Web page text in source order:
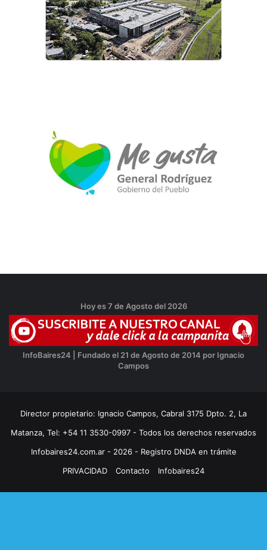
Hoy es 7 de Agosto del 2026
InfoBaires24 | Fundado el 21 de Agosto de 2014 por Ignacio
Campos
Director propietario: Ignacio Campos, Cabral 3175 Dpto. 2, La
Matanza, Tel: +54 11 3530-0997 - Todos los derechos reservados
Infobaires24.com.ar - 2026 - Registro DNDA en trámite
PRIVACIDAD
Contacto Infobaires24